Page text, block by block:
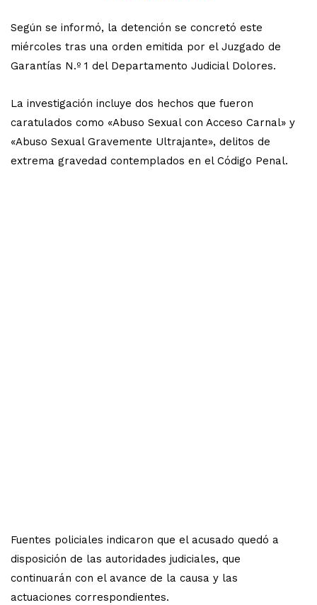
Según se informó, la detención se concretó este
miércoles tras una orden emitida por el Juzgado de
Garantías N.º 1 del Departamento Judicial Dolores.
La investigación incluye dos hechos que fueron
caratulados como «Abuso Sexual con Acceso Carnal» y
«Abuso Sexual Gravemente Ultrajante», delitos de
extrema gravedad contemplados en el Código Penal.
Fuentes policiales indicaron que el acusado quedó a
disposición de las autoridades judiciales, que
continuarán con el avance de la causa y las
actuaciones correspondientes.